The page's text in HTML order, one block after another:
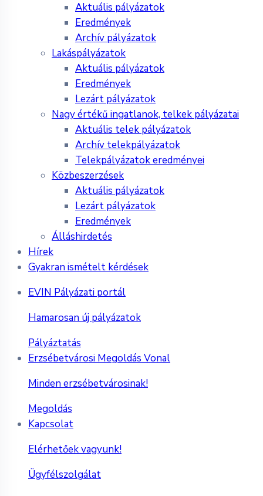
Aktuális pályázatok
Eredmények
Archív pályázatok
Lakáspályázatok
Aktuális pályázatok
Eredmények
Lezárt pályázatok
Nagy értékű ingatlanok, telkek pályázatai
Aktuális telek pályázatok
Archív telekpályázatok
Telekpályázatok eredményei
Közbeszerzések
Aktuális pályázatok
Lezárt pályázatok
Eredmények
Álláshirdetés
Hírek
Gyakran ismételt kérdések
EVIN Pályázati portál
Hamarosan új pályázatok
Pályáztatás
Erzsébetvárosi Megoldás Vonal
Minden erzsébetvárosinak!
Megoldás
Kapcsolat
Elérhetőek vagyunk!
Ügyfélszolgálat